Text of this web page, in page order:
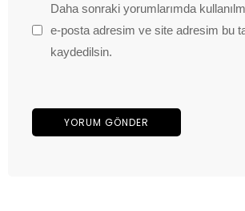
Daha sonraki yorumlarımda
e-posta adresim ve site adresim bu
kaydedilsin.